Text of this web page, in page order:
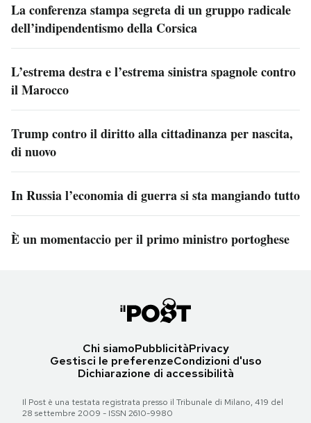
La conferenza stampa segreta di un gruppo radicale
dell’indipendentismo della Corsica
L’estrema destra e l’estrema sinistra spagnole contro
il Marocco
Trump contro il diritto alla cittadinanza per nascita,
di nuovo
In Russia l’economia di guerra si sta mangiando tutto
È un momentaccio per il primo ministro portoghese
Chi siamoPubblicitàPrivacy
Gestisci le preferenzeCondizioni d'uso
Dichiarazione di accessibilità
Il Post è una testata registrata presso il Tribunale di Milano, 419 del
28 settembre 2009 - ISSN 2610-9980